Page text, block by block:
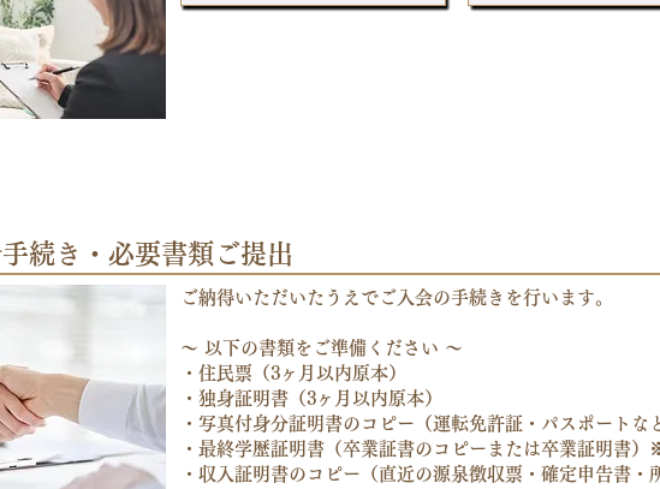
続き・必要書類ご提出
ご納得いただいたうえでご入会の手続きを行います。
​～ 以下の書類をご準備ください ～
・住民票（3ヶ月以内原本）
・独身証明書（3ヶ月以内原本）
・写真付身分証明書のコピー（運転免許証・パスポートな
・最終学歴証明書（卒業証書のコピーまたは卒業証明書
・収入証明書のコピー（直近の源泉徴収票・確定申告書